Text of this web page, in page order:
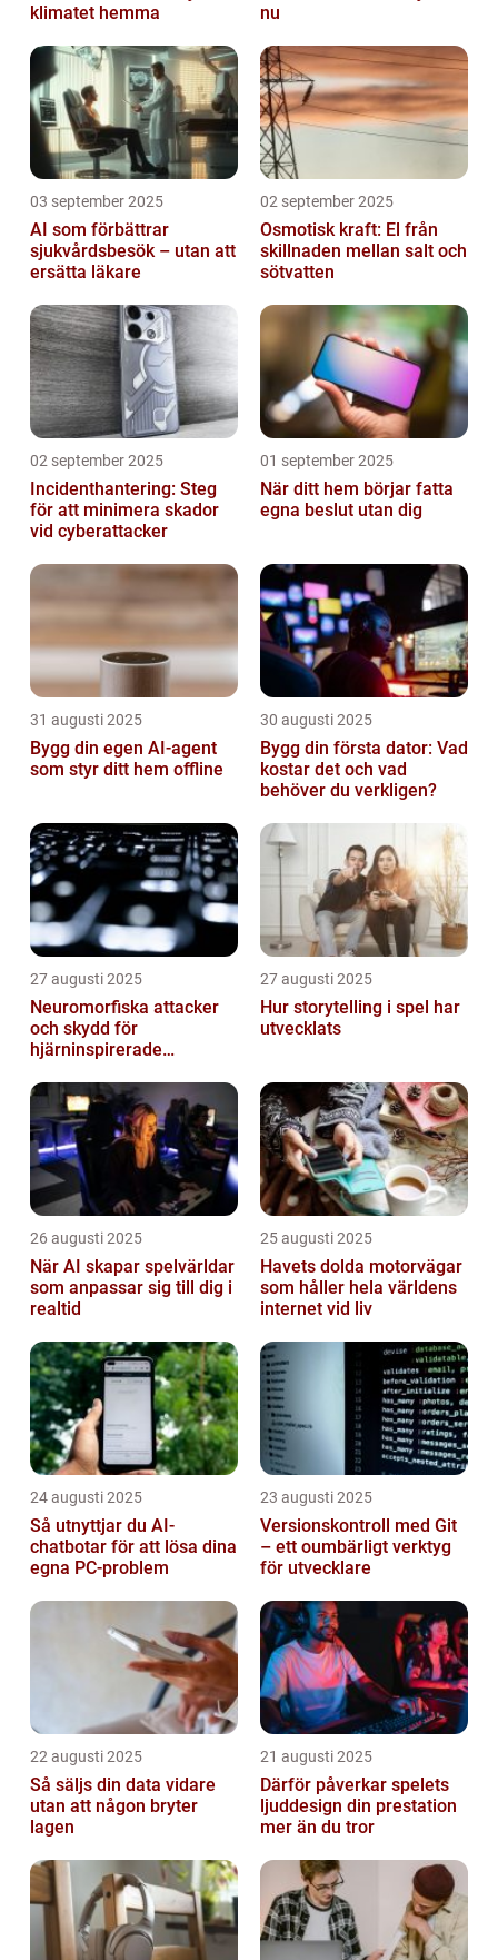
klimatet hemma
nu
03 september 2025
AI som förbättrar
sjukvårdsbesök – utan att
ersätta läkare
02 september 2025
Osmotisk kraft: El från
skillnaden mellan salt och
sötvatten
02 september 2025
Incidenthantering: Steg
för att minimera skador
vid cyberattacker
01 september 2025
När ditt hem börjar fatta
egna beslut utan dig
31 augusti 2025
Bygg din egen AI-agent
som styr ditt hem offline
30 augusti 2025
Bygg din första dator: Vad
kostar det och vad
behöver du verkligen?
27 augusti 2025
Neuromorfiska attacker
och skydd för
hjärninspirerade
27 augusti 2025
Hur storytelling i spel har
utvecklats
26 augusti 2025
När AI skapar spelvärldar
som anpassar sig till dig i
realtid
25 augusti 2025
Havets dolda motorvägar
som håller hela världens
internet vid liv
24 augusti 2025
Så utnyttjar du AI-
chatbotar för att lösa dina
egna PC-problem
23 augusti 2025
Versionskontroll med Git
– ett oumbärligt verktyg
för utvecklare
22 augusti 2025
Så säljs din data vidare
utan att någon bryter
lagen
21 augusti 2025
Därför påverkar spelets
ljuddesign din prestation
mer än du tror